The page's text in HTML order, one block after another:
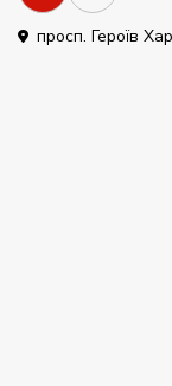
просп. Героїв